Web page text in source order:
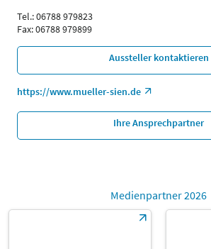
Tel.: 06788 979823
Fax: 06788 979899
Aussteller kontaktieren
https://www.mueller-sien.de
Ihre Ansprechpartner
Medienpartner 2026